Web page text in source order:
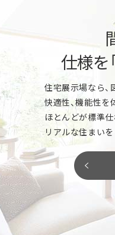
家づくりのスケジュール、ご
家づくりのプロが丁寧にご提案
「いつかは建てた
マイホーム実現までのスケジ
家の性能はどこが違う？などな
お気軽にご相談ください。
「土地探しから相
夢のマイホームを建てるには
家づくりのプロとして、最良
仕様を
住宅展示場なら
快適性、機能性を
ほとんどが標準
リアルな住まい